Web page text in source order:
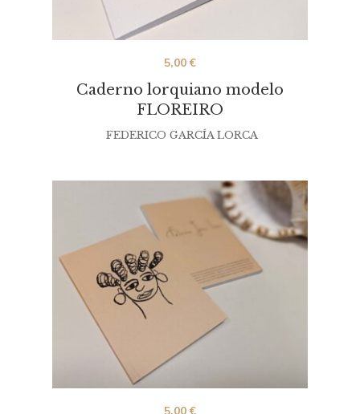
Caderno lorquiano modelo
FLOREIRO
5,00€
FEDERICO GARCÍA LORCA